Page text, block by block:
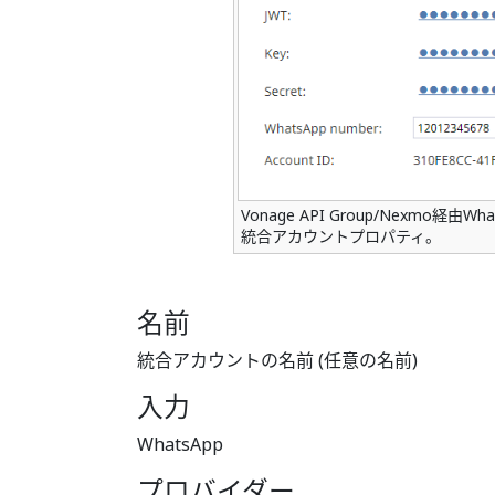
Vonage API Group/Nexmo経由
統合アカウントプロパティ。
名前
統合アカウントの名前 (任意の名前)
入力
WhatsApp